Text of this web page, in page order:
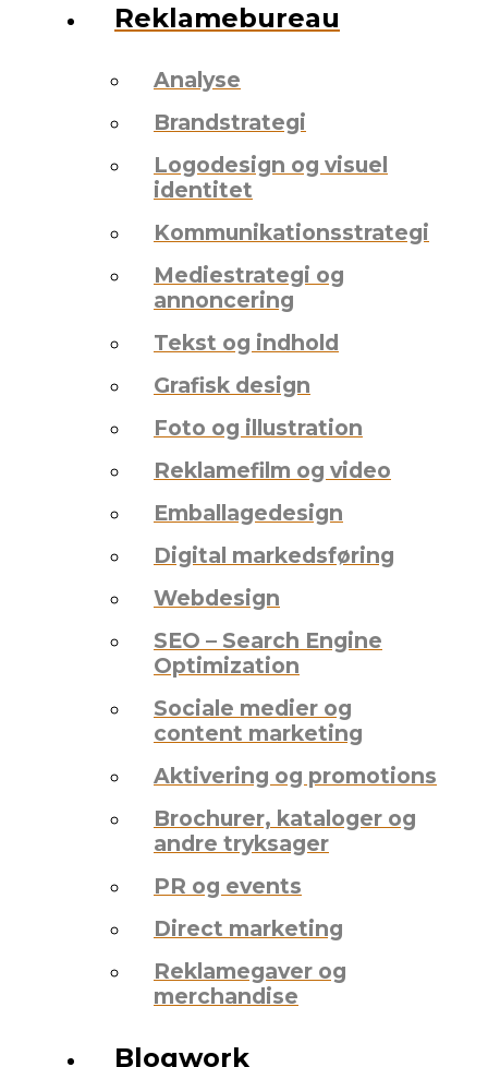
Reklamebureau
Analyse
Brandstrategi
Logodesign og visuel
identitet
Kommunikationsstrategi
Mediestrategi og
annoncering
Tekst og indhold
Grafisk design
Foto og illustration
Reklamefilm og video
Emballagedesign
Digital markedsføring
Webdesign
SEO – Search Engine
Optimization
Sociale medier og
content marketing
Aktivering og promotions
Brochurer, kataloger og
andre tryksager
PR og events
Direct marketing
Reklamegaver og
merchandise
Blogwork